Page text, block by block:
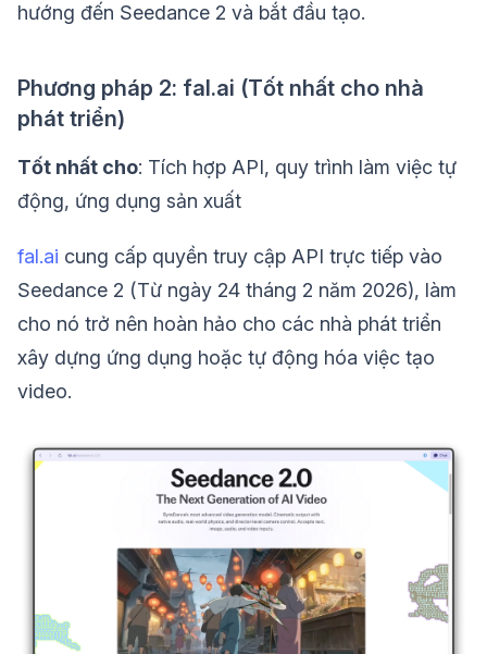
hướng đến Seedance 2 và bắt đầu tạo.
Phương pháp 2: fal.ai (Tốt nhất cho nhà
phát triển)
Tốt nhất cho: Tích hợp API, quy trình làm việc tự
động, ứng dụng sản xuất
fal.ai cung cấp quyền truy cập API trực tiếp vào
Seedance 2 (Từ ngày 24 tháng 2 năm 2026), làm
cho nó trở nên hoàn hảo cho các nhà phát triển
xây dựng ứng dụng hoặc tự động hóa việc tạo
video.